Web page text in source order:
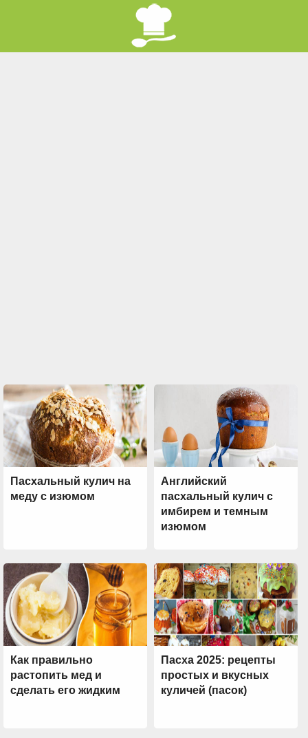
Пасхальный кулич на
меду с изюмом
Английский
пасхальный кулич с
имбирем и темным
изюмом
Как правильно
растопить мед и
сделать его жидким
Пасха 2025: рецепты
простых и вкусных
куличей (пасок)